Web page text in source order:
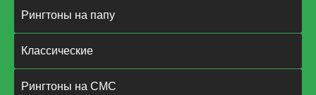
Рингтоны на папу
Классические
Рингтоны на СМС